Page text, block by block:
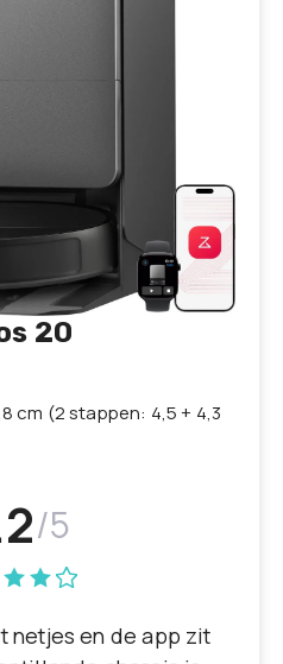
20
cm (2 stappen: 4,5 + 4,3
/5
netjes en de app zit